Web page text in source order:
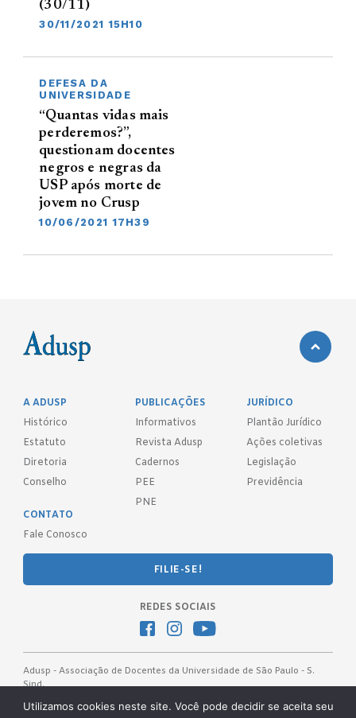
(30/11)
30/11/2021 15H10
DEFESA DA
UNIVERSIDADE
“Quantas vidas mais
perderemos?”,
questionam docentes
negros e negras da
USP após morte de
jovem no Crusp
10/06/2021 17H39
A ADUSP
Histórico
Estatuto
Diretoria
Conselho
PUBLICAÇÕES
Informativos
Revista Adusp
Cadernos
PEE
PNE
JURÍDICO
Plantão Jurídico
Ações coletivas
Legislação
Previdência
CONTATO
Fale Conosco
FILIE-SE!
REDES SOCIAIS
Adusp - Associação de Docentes da Universidade de São Paulo - S.
Sind.
Av. Prof. Almeida Prado, 1366 - São Paulo, SP - CEP 05508-070
Utilizamos cookies neste site. Você pode decidir se aceita seu